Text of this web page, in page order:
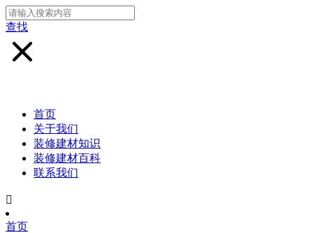
查找
首页
关于我们
装修建材知识
装修建材百科
联系我们

首页